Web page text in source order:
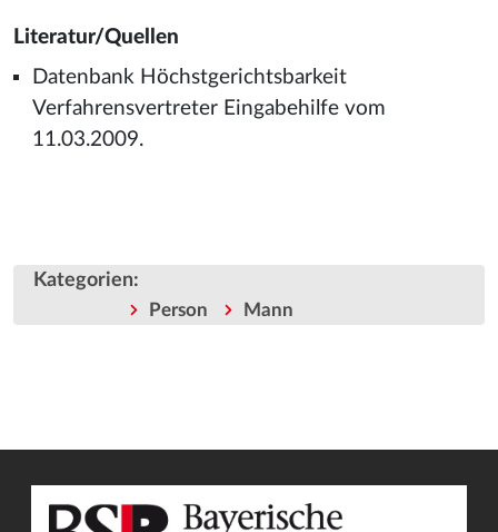
Literatur/Quellen
Datenbank Höchstgerichtsbarkeit
Verfahrensvertreter Eingabehilfe vom
11.03.2009.
Kategorien:
Person Mann